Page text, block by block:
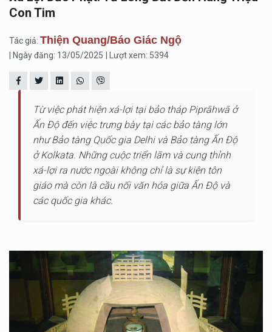
Con Tim
Tác giả: Thiện Quang/Báo Giác Ngộ
| Ngày đăng: 13/05/2025 | Lượt xem: 5394
Từ việc phát hiện xá-lợi tại bảo tháp Piprāhwā ở
Ấn Độ đến việc trưng bày tại các bảo tàng lớn
như Bảo tàng Quốc gia Delhi và Bảo tàng Ấn Độ
ở Kolkata. Những cuộc triển lãm và cung thỉnh
xá-lợi ra nước ngoài không chỉ là sự kiện tôn
giáo mà còn là cầu nối văn hóa giữa Ấn Độ và
các quốc gia khác.